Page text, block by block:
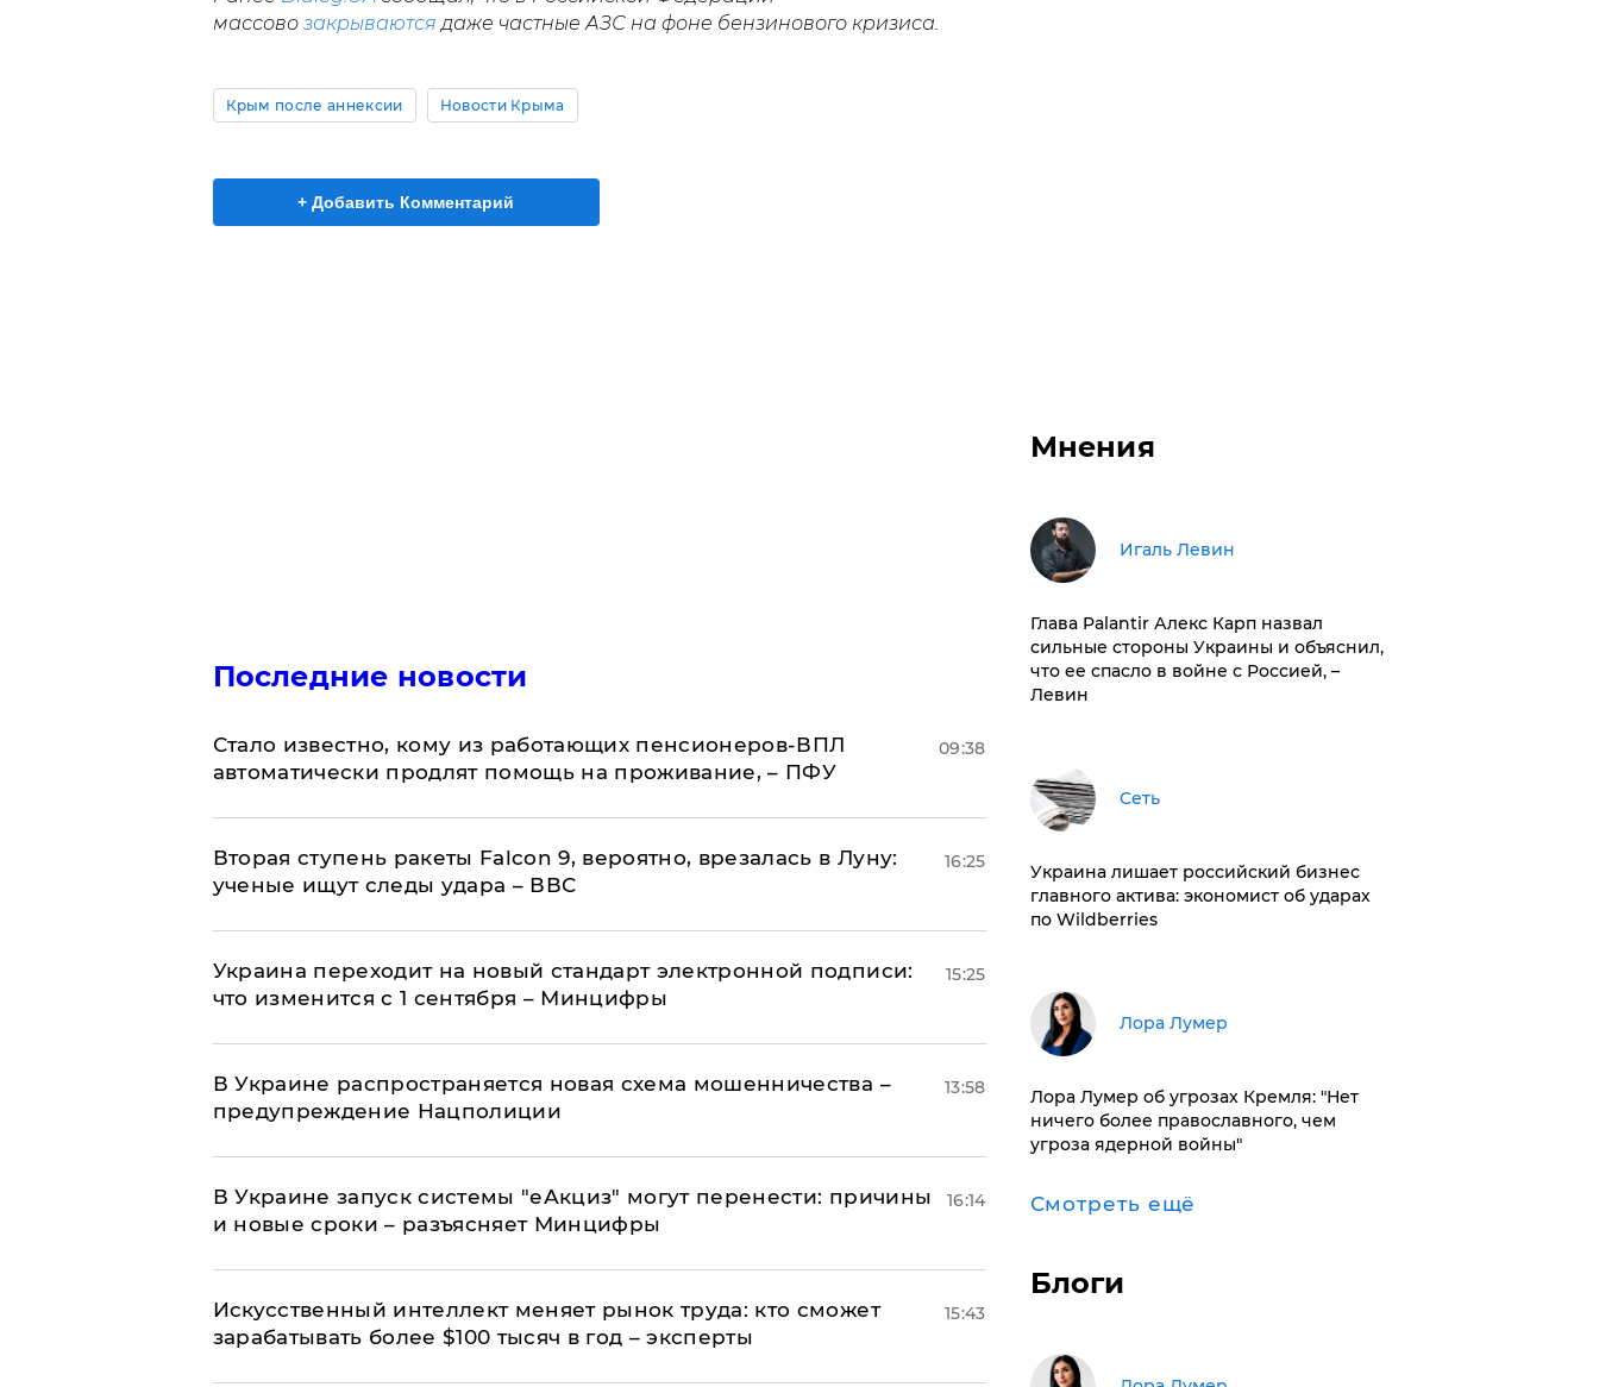
массово закрываются даже частные АЗС на фоне бензинового кризиса.
Крым после аннексии Новости Крыма
+ Добавить Комментарий
Последние новости
Стало известно, кому из работающих пенсионеров-ВПЛ
автоматически продлят помощь на проживание, – ПФУ
09:38
Вторая ступень ракеты Falcon 9, вероятно, врезалась в Луну:
ученые ищут следы удара – ВВС
16:25
Украина переходит на новый стандарт электронной подписи:
что изменится с 1 сентября – Минцифры
15:25
В Украине распространяется новая схема мошенничества –
предупреждение Нацполиции
13:58
В Украине запуск системы "еАкциз" могут перенести: причины
и новые сроки – разъясняет Минцифры
16:14
Искусственный интеллект меняет рынок труда: кто сможет
зарабатывать более $100 тысяч в год – эксперты
15:43
Мнения
Игаль Левин
Глава Palantir Алекс Карп назвал
сильные стороны Украины и объяснил,
что ее спасло в войне с Россией, –
Левин
Сеть
​Украина лишает российский бизнес
главного актива: экономист об ударах
по Wildberries
​Лора Лумер
Лора Лумер об угрозах Кремля: "Нет
ничего более православного, чем
угроза ядерной войны"
Смотреть ещё
Блоги